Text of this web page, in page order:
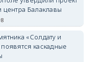
центра Балаклавы
«Солдату и
каскадные